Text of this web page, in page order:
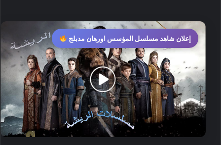
إعلان شاهد مسلسل المؤسس اورهان مدبلج